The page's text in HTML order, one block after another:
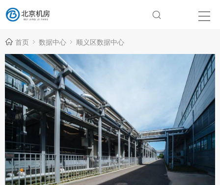
首页 数据中心 顺义区数据中心